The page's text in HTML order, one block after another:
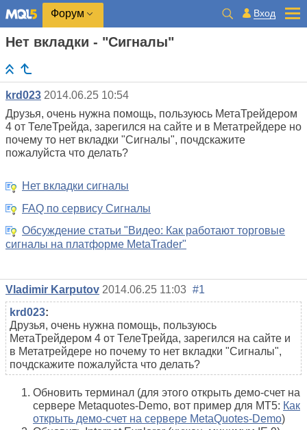
Форум Вход
Нет вкладки - "Сигналы"
krd023 2014.06.25 10:54
Друзья, очень нужна помощь, пользуюсь МетаТрейдером
4 от ТелеТрейда, зарегился на сайте и в Метатрейдере но
почему то нет вкладки "Сигналы", почдскажите
пожалуйста что делать?
Нет вкладки сигналы
FAQ по сервису Сигналы
Обсуждение статьи "Видео: Как работают торговые
сигналы на платформе MetaTrader"
Vladimir Karputov 2014.06.25 11:03 #1
krd023:
Друзья, очень нужна помощь, пользуюсь
МетаТрейдером 4 от ТелеТрейда, зарегился на сайте и
в Метатрейдере но почему то нет вкладки "Сигналы",
почдскажите пожалуйста что делать?
Обновить терминал (для этого открыть демо-счет на
сервере Metaquotes-Demo, вот пример для МТ5: Как
открыть демо-счет на сервере MetaQuotes-Demo)